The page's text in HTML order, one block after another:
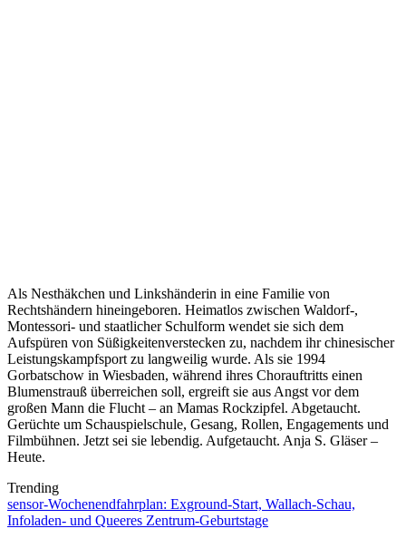
Als Nesthäkchen und Linkshänderin in eine Familie von
Rechtshändern hineingeboren. Heimatlos zwischen Waldorf-,
Montessori- und staatlicher Schulform wendet sie sich dem
Aufspüren von Süßigkeitenverstecken zu, nachdem ihr chinesischer
Leistungskampfsport zu langweilig wurde. Als sie 1994
Gorbatschow in Wiesbaden, während ihres Chorauftritts einen
Blumenstrauß überreichen soll, ergreift sie aus Angst vor dem
großen Mann die Flucht – an Mamas Rockzipfel. Abgetaucht.
Gerüchte um Schauspielschule, Gesang, Rollen, Engagements und
Filmbühnen. Jetzt sei sie lebendig. Aufgetaucht. Anja S. Gläser –
Heute.
Trending
sensor-Wochenendfahrplan: Exground-Start, Wallach-Schau,
Infoladen- und Queeres Zentrum-Geburtstage